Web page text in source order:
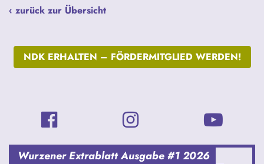
‹ zurück zur Übersicht
NDK ERHALTEN – FÖRDERMITGLIED WERDEN!
Wurzener Extrablatt Ausgabe #1 2026